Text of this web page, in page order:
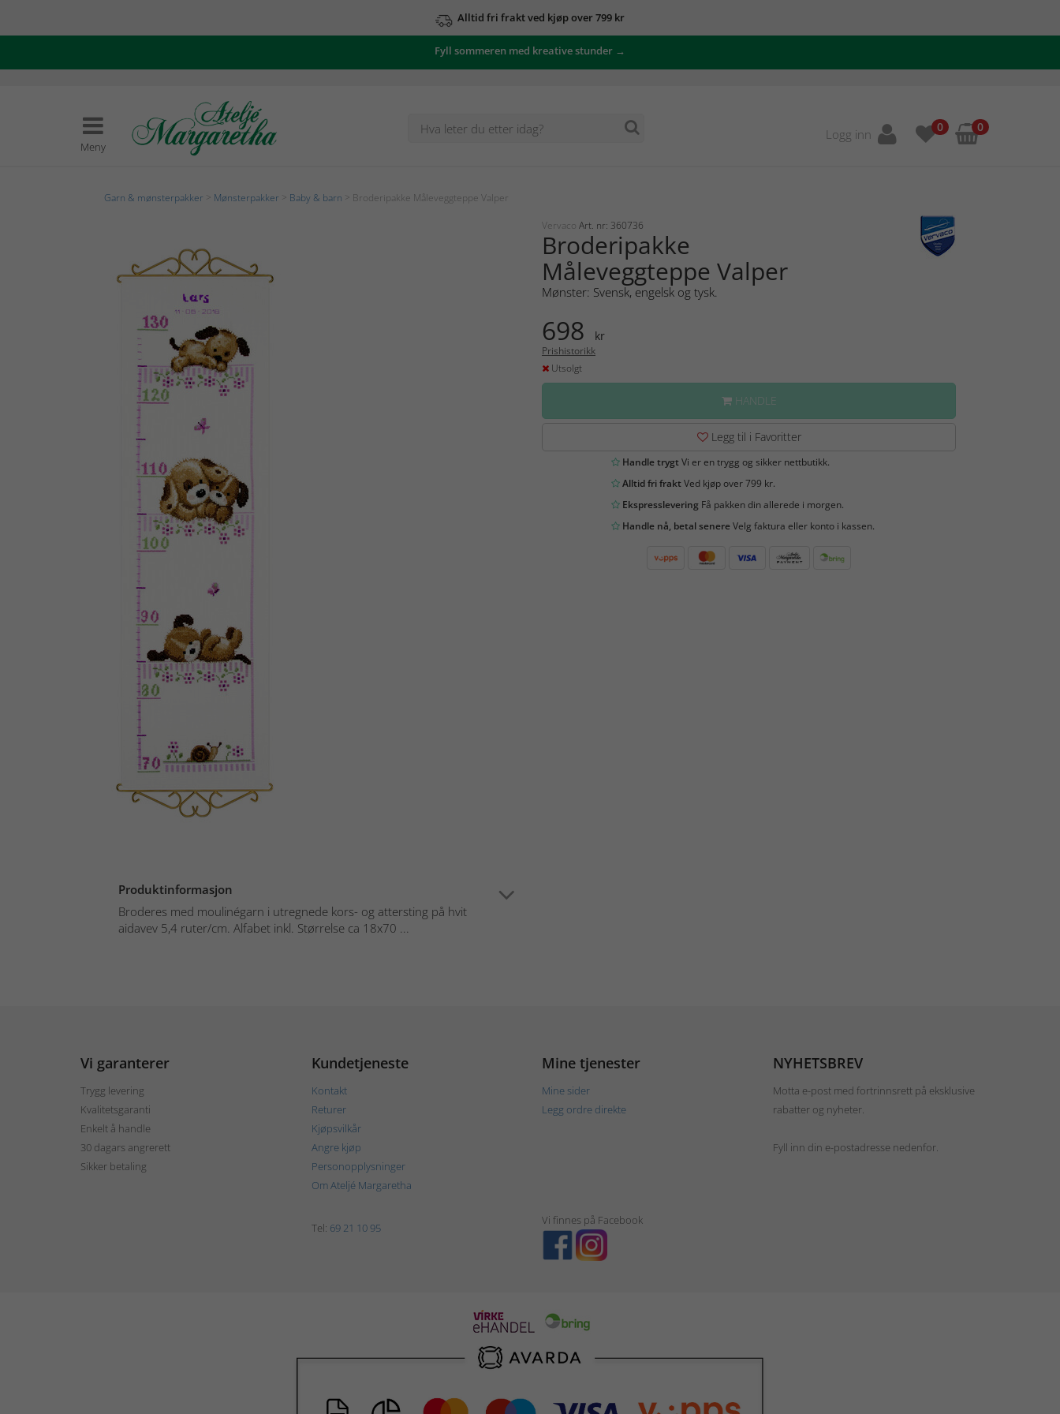
Alltid fri frakt ved kjøp over 799 kr
Fyll sommeren med kreative stunder →
Meny
Logg inn 0 0
Garn & mønsterpakker Mønsterpakker Baby & barn > Broderipakke Måleveggteppe Valper
Produktinformasjon
Broderes med moulinégarn i utregnede kors- og attersting på hvit
aidavev 5,4 ruter/cm. Alfabet inkl. Størrelse ca 18x70 ...
Vervaco Art. nr: 360736
Broderipakke
Måleveggteppe Valper
Mønster: Svensk, engelsk og tysk.
698 kr
Prishistorikk
Utsolgt
HANDLE
Legg til i Favoritter
Handle trygtVi er en trygg og sikker nettbutikk.
Alltid fri fraktVed kjøp over 799 kr.
EkspressleveringFå pakken din allerede i morgen.
Handle nå, betal senereVelg faktura eller konto i kassen.
Vi garanterer
Trygg levering
Kvalitetsgaranti
Enkelt å handle
30 dagars angrerett
Sikker betaling
Kundetjeneste
Kontakt
Returer
Kjøpsvilkår
Angre kjøp
Personopplysninger
Om Ateljé Margaretha
Mine tjenester
Mine sider
Legg ordre direkte
NYHETSBREV
Motta e-post med fortrinnsrett på eksklusive
rabatter og nyheter.
Fyll inn din e-postadresse nedenfor.
Tel: 69 21 10 95
Vi finnes på Facebook